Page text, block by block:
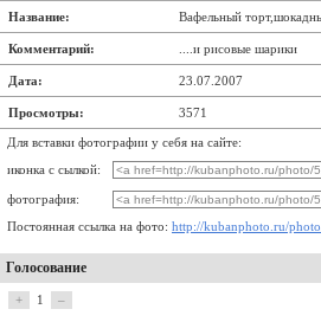
Название: Вафельный
Комментарий: ....и рисовые шарики
Дата: 23.07.2007
Просмотры: 3571
Для вставки фотографии у себя на сайте:
иконка с сылкой:
фотография:
Постоянная ссылка на фото: http://kubanphoto.ru/
Голосование
+ 1 –